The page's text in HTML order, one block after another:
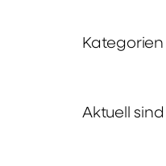
Kategorien
Aktuell